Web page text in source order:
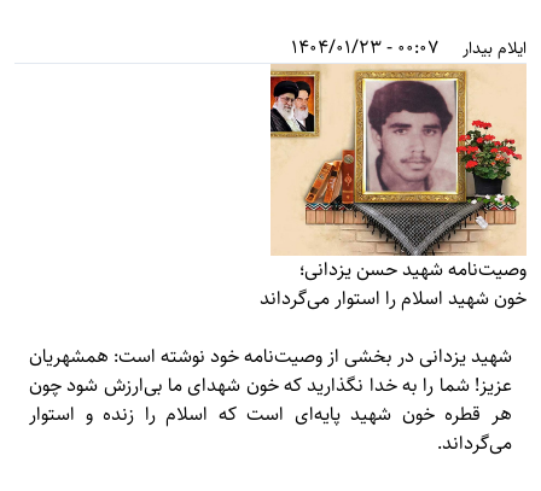
ایلام بیدار 00:07 - 1404/01/23
وصیت‌نامه شهید حسن یزدانی؛
خون شهید اسلام را استوار می‌گرداند
شهید یزدانی در بخشی از وصیت‌نامه خود نوشته است: همشهريان
عزيز‌! شما را به خدا نگذاريد كه خون شهدای ما بی‌ارزش شود چون
هر قطره خون شهيد پايه‌ای است كه اسلام را زنده و استوار
می‌گرداند.